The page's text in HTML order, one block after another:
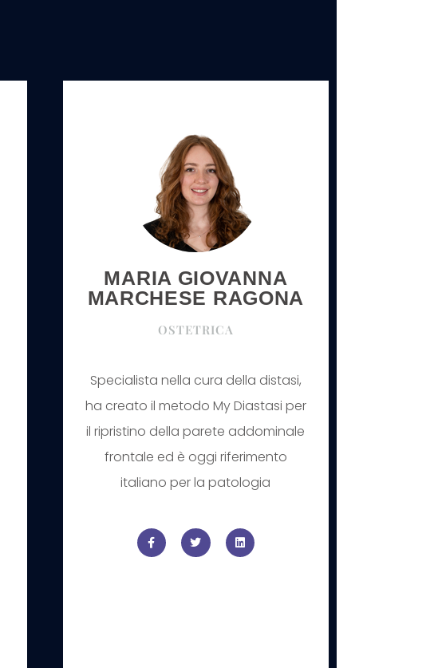
MARIA GIOVANNA
MARCHESE RAGONA
OSTETRICA
Specialista nella cura della distasi,
ha creato il metodo My Diastasi per
il ripristino della parete addominale
frontale ed è oggi riferimento
italiano per la patologia